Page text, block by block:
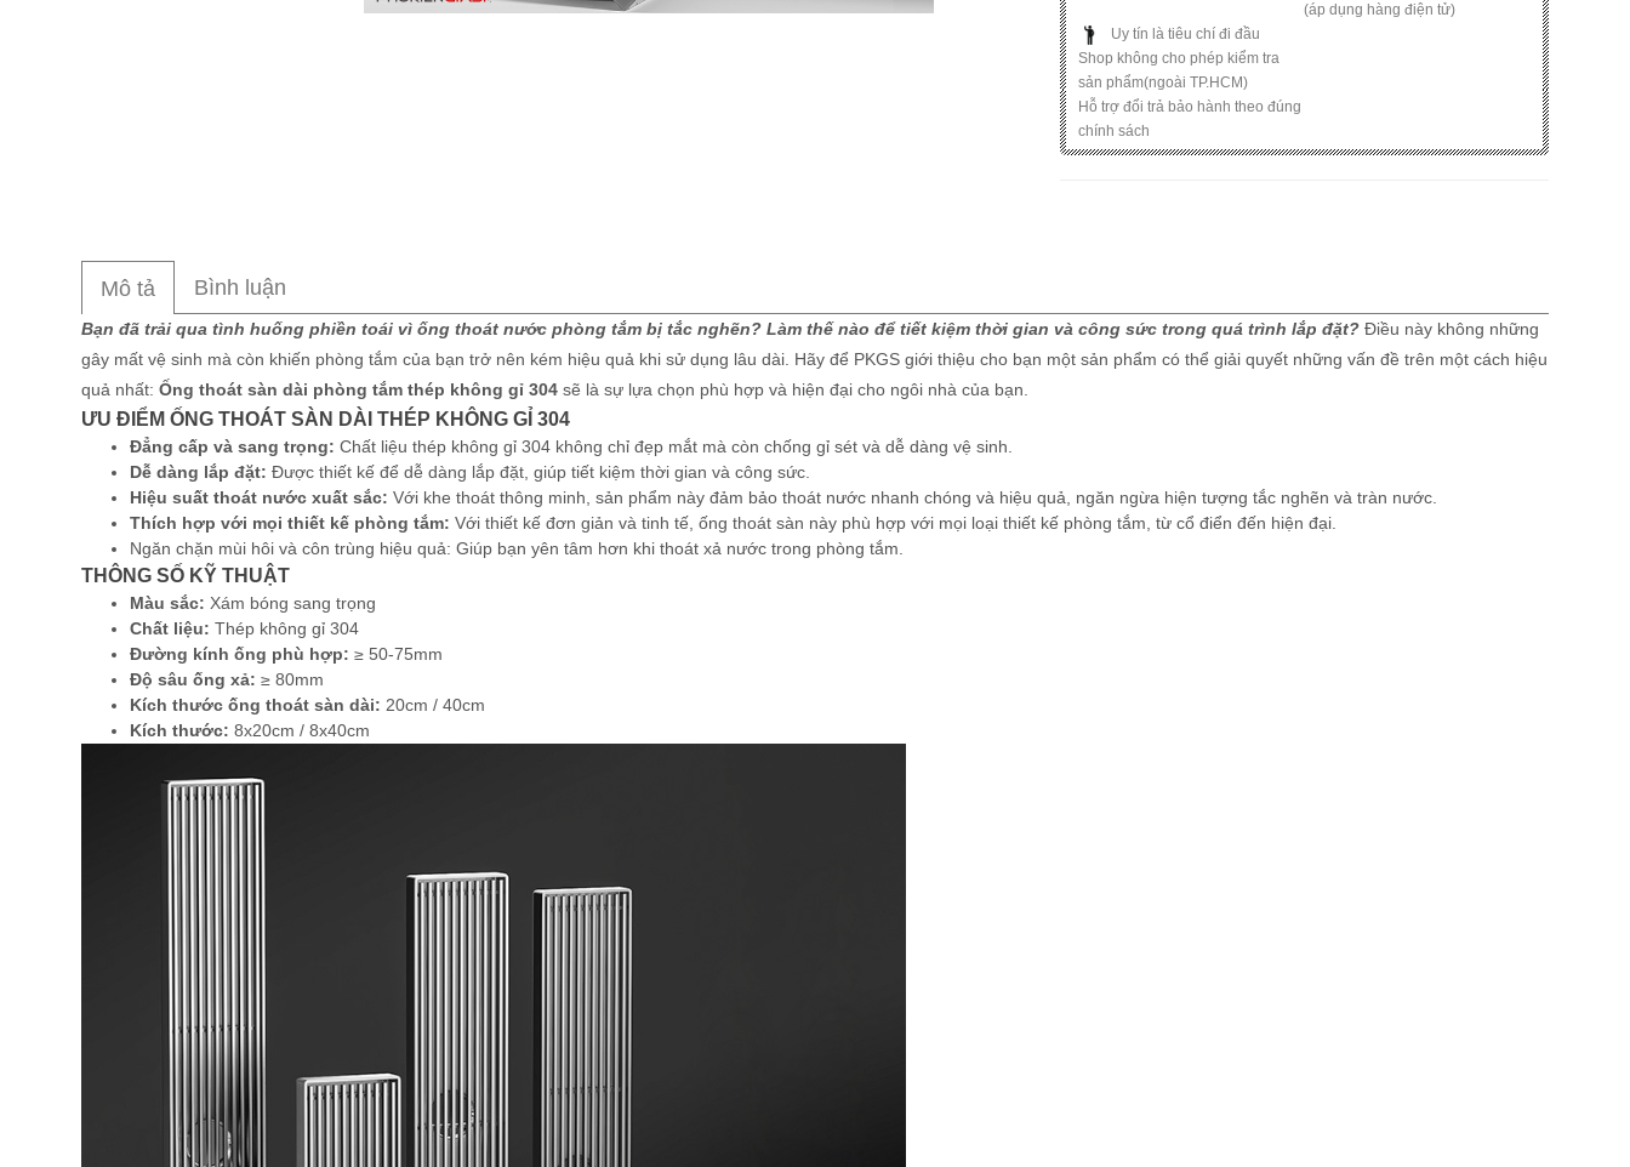
(áp dụng hàng điện tử)
Uy tín là tiêu chí đi đầu
Shop không cho phép kiểm tra
sản phẩm(ngoài TP.HCM)
Hỗ trợ đổi trả bảo hành theo đúng
chính sách
Mô tả Bình luận
Bạn đã trải qua tình huống phiền toái vì ống thoát nước phòng tắm bị tắc nghẽn? Làm thế nào để tiết kiệm thời gian và công sức trong quá trình lắp đặt? Điều này không những
gây mất vệ sinh mà còn khiến phòng tắm của bạn trở nên kém hiệu quả khi sử dụng lâu dài. Hãy để PKGS giới thiệu cho bạn một sản phẩm có thể giải quyết những vấn đề trên một cách hiệu
quả nhất: Ống thoát sàn dài phòng tắm thép không gỉ 304 sẽ là sự lựa chọn phù hợp và hiện đại cho ngôi nhà của bạn.
ƯU ĐIỂM ỐNG THOÁT SÀN DÀI THÉP KHÔNG GỈ 304
Đẳng cấp và sang trọng: Chất liệu thép không gỉ 304 không chỉ đẹp mắt mà còn chống gỉ sét và dễ dàng vệ sinh.
Dễ dàng lắp đặt: Được thiết kế để dễ dàng lắp đặt, giúp tiết kiệm thời gian và công sức.
Hiệu suất thoát nước xuất sắc: Với khe thoát thông minh, sản phẩm này đảm bảo thoát nước nhanh chóng và hiệu quả, ngăn ngừa hiện tượng tắc nghẽn và tràn nước.
Thích hợp với mọi thiết kế phòng tắm: Với thiết kế đơn giản và tinh tế, ống thoát sàn này phù hợp với mọi loại thiết kế phòng tắm, từ cổ điển đến hiện đại.
Ngăn chặn mùi hôi và côn trùng hiệu quả: Giúp bạn yên tâm hơn khi thoát xả nước trong phòng tắm.
THÔNG SỐ KỸ THUẬT
Màu sắc: Xám bóng sang trọng
Chất liệu: Thép không gỉ 304
Đường kính ống phù hợp: ≥ 50-75mm
Độ sâu ống xả: ≥ 80mm
Kích thước ống thoát sàn dài: 20cm / 40cm
Kích thước: 8x20cm / 8x40cm